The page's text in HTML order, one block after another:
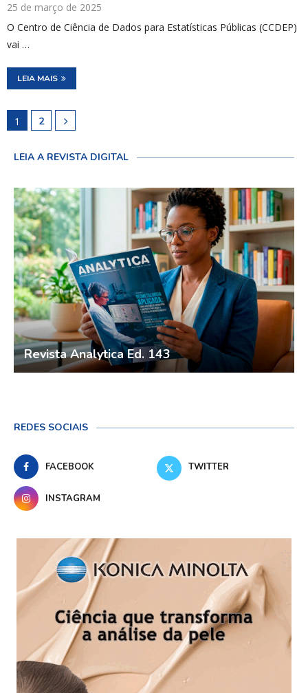
25 de março de 2025
O Centro de Ciência de Dados para Estatísticas Públicas (CCDEP)
vai …
LEIA MAIS
1 2
LEIA A REVISTA DIGITAL
Revista Analytica Ed. 143
REDES SOCIAIS
FACEBOOK TWITTER
INSTAGRAM